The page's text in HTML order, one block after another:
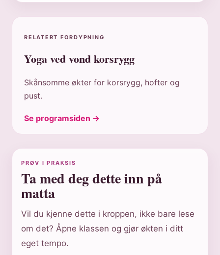
RELATERT FORDYPNING
Yoga ved vond korsrygg
Skånsomme økter for korsrygg, hofter og
pust.
Se programsiden →
PRØV I PRAKSIS
Ta med deg dette inn på
matta
Vil du kjenne dette i kroppen, ikke bare lese
om det? Åpne klassen og gjør økten i ditt
eget tempo.